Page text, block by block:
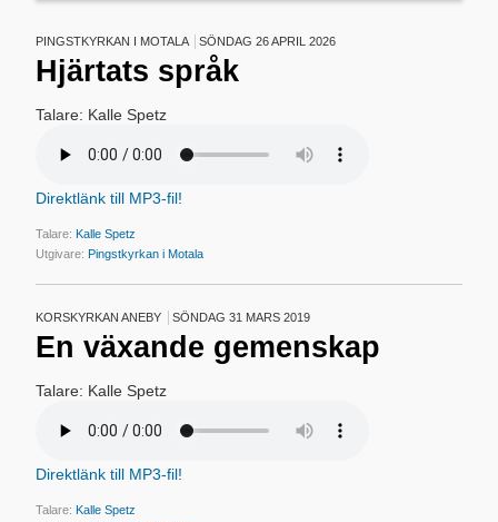
PINGSTKYRKAN I MOTALA SÖNDAG 26 APRIL 2026
Hjärtats språk
Talare: Kalle Spetz
Direktlänk till MP3-fil!
Talare:Kalle Spetz
Utgivare:Pingstkyrkan i Motala
KORSKYRKAN ANEBY SÖNDAG 31 MARS 2019
En växande gemenskap
Talare: Kalle Spetz
Direktlänk till MP3-fil!
Talare:Kalle Spetz